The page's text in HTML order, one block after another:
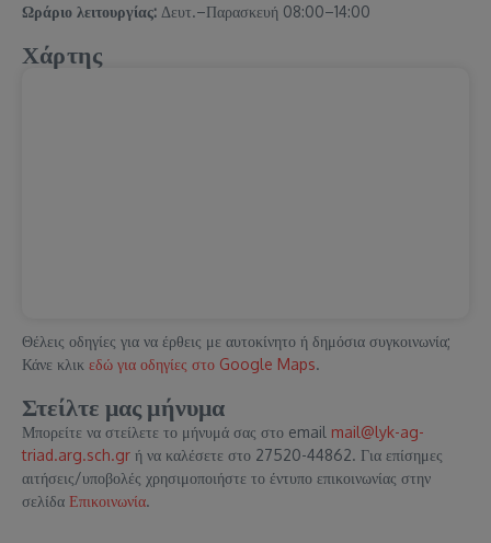
Ωράριο λειτουργίας: Δευτ.–Παρασκευή 08:00–14:00
Χάρτης
Θέλεις οδηγίες για να έρθεις με αυτοκίνητο ή δημόσια συγκοινωνία;
Κάνε κλικ εδώ για οδηγίες στο Google Maps.
Στείλτε μας μήνυμα
Μπορείτε να στείλετε το μήνυμά σας στο email mail@lyk-ag-
triad.arg.sch.gr ή να καλέσετε στο 27520-44862. Για επίσημες
αιτήσεις/υποβολές χρησιμοποιήστε το έντυπο επικοινωνίας στην
σελίδα Επικοινωνία.